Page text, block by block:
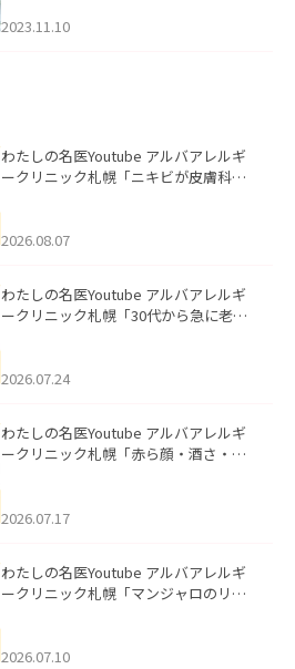
2023.11.10
わたしの名医Youtube アルバアレルギ
ークリニック札幌「ニキビが皮膚科で
ました。
2026.08.07
わたしの名医Youtube アルバアレルギ
ークリニック札幌「30代から急に老け
た。
2026.07.24
わたしの名医Youtube アルバアレルギ
ークリニック札幌「赤ら顔・酒さ・ニ
した。
2026.07.17
わたしの名医Youtube アルバアレルギ
ークリニック札幌「マンジャロのリア
た。
2026.07.10